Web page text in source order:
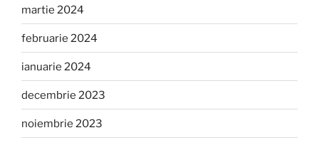
martie 2024
februarie 2024
ianuarie 2024
decembrie 2023
noiembrie 2023